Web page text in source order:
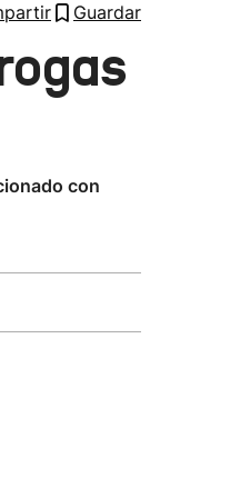
Lo último
Guardar
con